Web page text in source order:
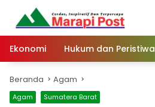
Langsung
konten
Ekonomi
Hukum dan Peristiwa
Beranda Agam
Agam Sumatera Barat